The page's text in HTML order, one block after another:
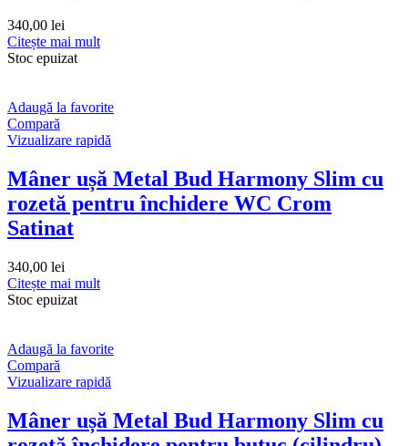
340,00 lei
Citește mai mult
Stoc epuizat
Adaugă la favorite
Compară
Vizualizare rapidă
Mâner ușă Metal Bud Harmony Slim cu
rozetă pentru închidere WC Crom
Satinat
340,00 lei
Citește mai mult
Stoc epuizat
Adaugă la favorite
Compară
Vizualizare rapidă
Mâner ușă Metal Bud Harmony Slim cu